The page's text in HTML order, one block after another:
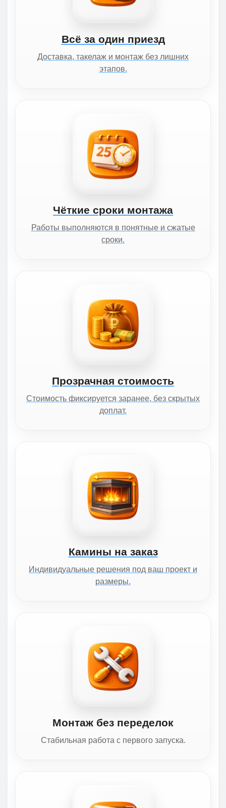
Всё за один приезд
Доставка, такелаж и монтаж без лишних
этапов.
Чёткие сроки монтажа
Работы выполняются в понятные и сжатые
сроки.
Прозрачная стоимость
Стоимость фиксируется заранее, без скрытых
доплат.
Камины на заказ
Индивидуальные решения под ваш проект и
размеры.
Монтаж без переделок
Стабильная работа с первого запуска.